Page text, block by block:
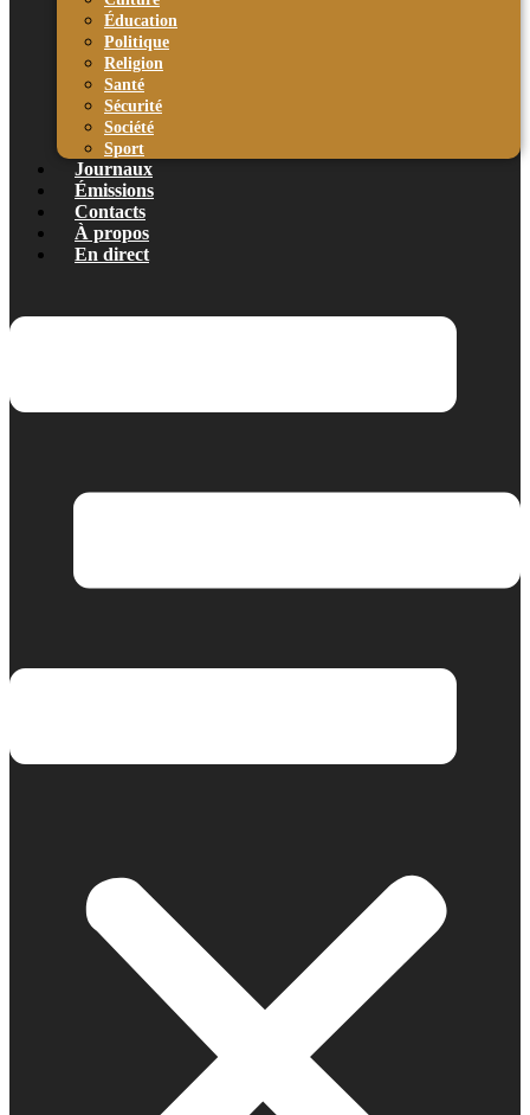
Éducation
Politique
Religion
Santé
Sécurité
Société
Sport
Journaux
Émissions
Contacts
À propos
En direct